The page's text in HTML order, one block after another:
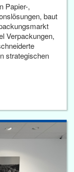
Papier-,
baut
Verpackungen,
strategischen